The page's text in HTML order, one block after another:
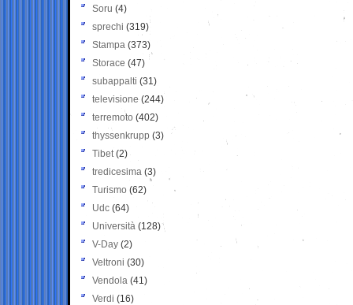
Soru (4)
sprechi (319)
Stampa (373)
Storace (47)
subappalti (31)
televisione(244)
terremoto (402)
thyssenkrupp (3)
Tibet(2)
tredicesima (3)
Turismo (62)
Udc (64)
Università (128)
V-Day (2)
Veltroni (30)
Vendola (41)
Verdi (16)